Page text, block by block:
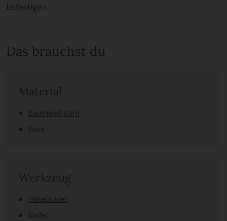
befestigen.
Das brauchst du
Material
Baumwollgarn
Sand
Werkzeug
Häkelnadel
Nadel